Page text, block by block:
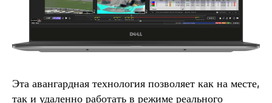
Эта авангардная технология позволяет как на месте,
так и удаленно работать в режиме реального